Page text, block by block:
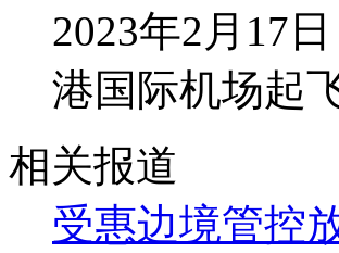
2023年2月17
港国际机场起
相关报道
受惠边境管控